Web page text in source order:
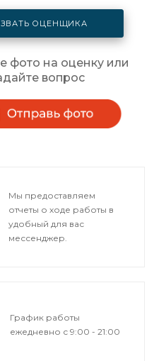
ОЦЕНЩИКА
фото на оценку или
вопрос
Мы предоставляем
отчеты о ходе работы в
удобный для вас
мессенджер.
График работы
ежедневно с 9:00 - 21:00